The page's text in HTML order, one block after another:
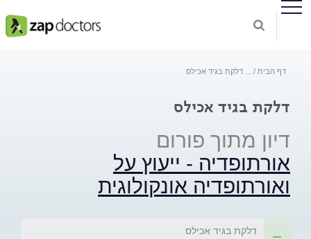
דף הבית דלקת בגיד אכילס
דלקת בגיד אכילס
דיון מתוך פורום
אורתופדיה - ייעוץ על
ואורתופדיה אונקולוגית
דלקת בגיד אכילס